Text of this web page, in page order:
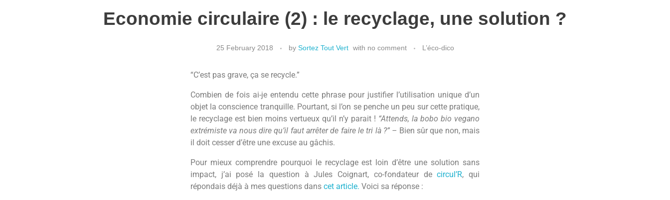
Economie circulaire (2) : le recyclage, une solution ?
25 February 2018 by Sortez Tout Vert with no comment L’éco-dico
“C’est pas grave, ça se recycle.”
Combien de fois ai-je entendu cette phrase pour justifier l’utilisation unique d’un
objet la conscience tranquille. Pourtant, si l’on se penche un peu sur cette pratique,
le recyclage est bien moins vertueux qu’il n’y parait ! “Attends, la bobo bio vegano
extrémiste va nous dire qu’il faut arrêter de faire le tri là ?” – Bien sûr que non, mais
il doit cesser d’être une excuse au gâchis.
Pour mieux comprendre pourquoi le recyclage est loin d’être une solution sans
impact, j’ai posé la question à Jules Coignart, co-fondateur decircul’R, qui
répondais déjà à mes questions dans cet article. Voici sa réponse :